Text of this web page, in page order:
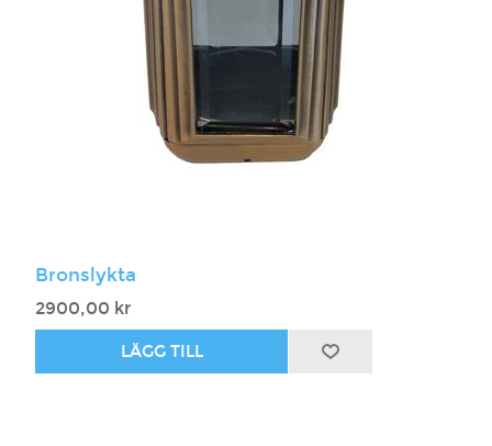
Bronslykta
2900,00 kr